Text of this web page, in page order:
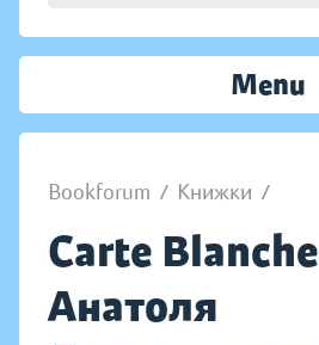
Menu
Bookforum / Книжки /
Carte Blanche
Aнатоля